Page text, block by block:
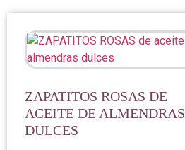
ZAPATITOS ROSAS DE
ACEITE DE ALMENDRAS
DULCES